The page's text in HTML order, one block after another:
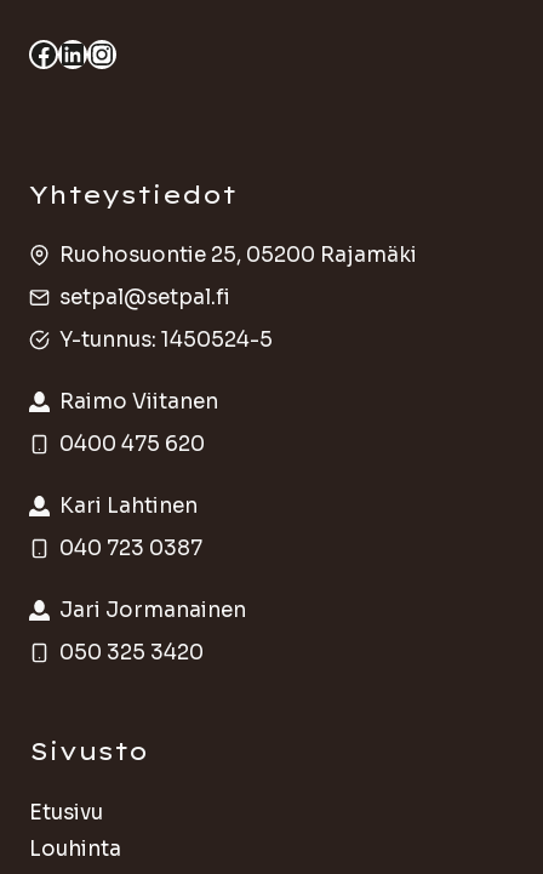
Facebook
LinkedIn
Instagram
Yhteystiedot
Ruohosuontie 25, 05200 Rajamäki
setpal@setpal.fi
Y-tunnus: 1450524-5
Raimo Viitanen
0400 475 620
Kari Lahtinen
040 723 0387
Jari Jormanainen
050 325 3420
Sivusto
Etusivu
Louhinta